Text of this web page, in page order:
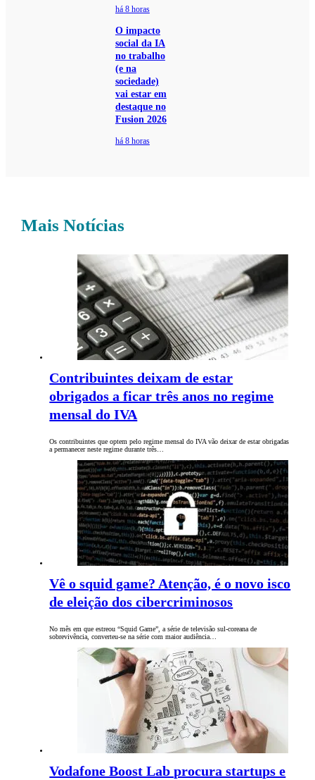
há 8 horas
O impacto
social da IA
no trabalho
(e na
sociedade)
vai estar em
destaque no
Fusion 2026
há 8 horas
Mais Notícias
Contribuintes deixam de estar
obrigados a ficar três anos no regime
mensal do IVA
Os contribuintes que optem pelo regime mensal do IVA vão deixar de estar obrigadas
a permanecer neste regime durante três…
Vê o squid game? Atenção, é o novo isco
de eleição dos cibercriminosos
No mês em que estreou “Squid Game”, a série de televisão sul-coreana de
sobrevivência, converteu-se na série com maior audiência…
Vodafone Boost Lab procura startups e